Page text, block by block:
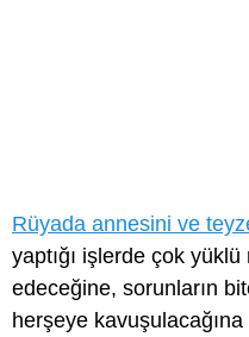
Rüyada annesini ve
yaptığı işlerde çok
edeceğine, sorunların
herşeye